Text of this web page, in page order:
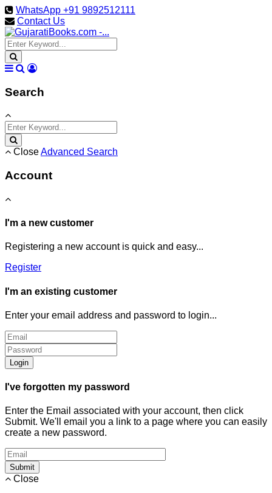
WhatsApp +91 9892512111
Contact Us
Search
CloseAdvanced Search
Account
I'm a new customer
Registering a new account is quick and easy...
Register
I'm an existing customer
Enter your email address and password to login...
Login
I've forgotten my password
Enter the Email associated with your account, then click
Submit. We'll email you a link to a page where you can easily
create a new password.
Submit
Close